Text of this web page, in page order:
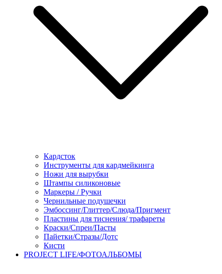
Кардсток
Инструменты для кардмейкинга
Ножи для вырубки
Штампы силиконовые
Маркеры / Ручки
Чернильные подушечки
Эмбоссинг/Глиттер/Слюда/Пригмент
Пластины для тиснения/ трафареты
Краски/Спреи/Пасты
Пайетки/Стразы/Дотс
Кисти
PROJECT LIFE/ФОТОАЛЬБОМЫ